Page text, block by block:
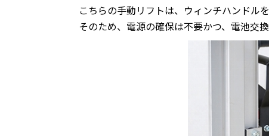
こちらの手動リフトは、ウィンチハンドル
そのため、電源の確保は不要かつ、電池交